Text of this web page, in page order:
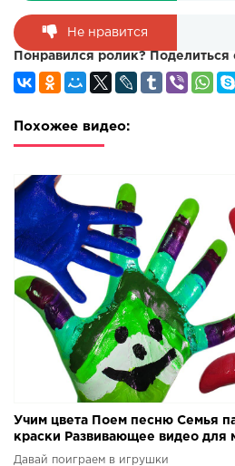
поиграем в игрушки посвящен
различным куклам из мультиков
будут интересны и мальчикам и
видео посвященные темам:
также Мультик для девочек
приключения Маши и Даши.
мультфильмов будут веселиться,
различных игровых ситуациях.
Не нравится
Понравился ролик? Поделиться
Похожее видео:
Учим цвета Поем песню Семья
краски Развивающее видео
Давай поиграем в игрушки